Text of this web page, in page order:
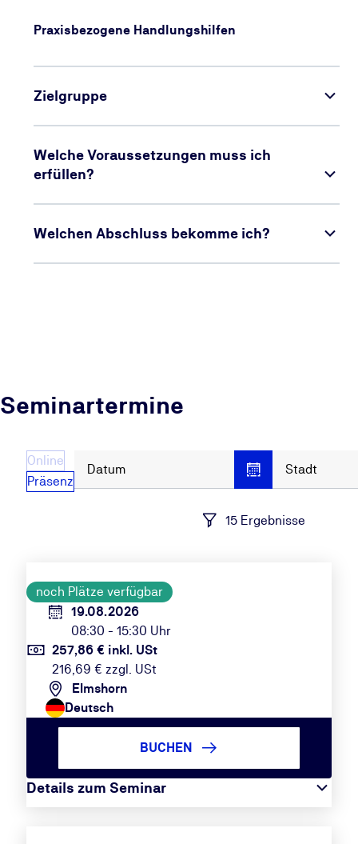
Praxisbezogene Handlungshilfen
Zielgruppe
Welche Voraussetzungen muss ich
erfüllen?
Welchen Abschluss bekomme ich?
Seminartermine
Online
Präsenz
Datum Stadt
15 Ergebnisse
noch Plätze verfügbar
19.08.2026
08:30 - 15:30 Uhr
257,86 € inkl. USt
216,69 € zzgl. USt
Elmshorn
Deutsch
Details zum Seminar
BUCHEN